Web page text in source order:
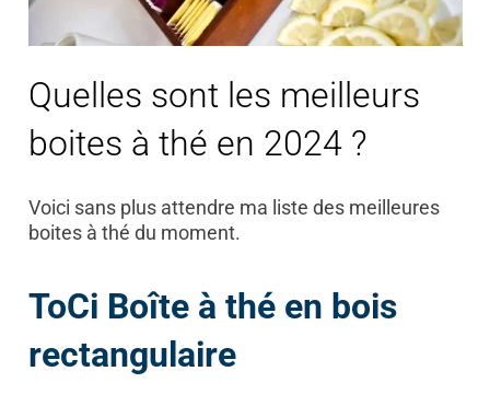
Quelles sont les meilleurs
boites à thé en 2024 ?
Voici sans plus attendre ma liste des meilleures
boites à thé du moment.
ToCi Boîte à thé en bois
rectangulaire